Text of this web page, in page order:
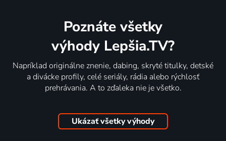
Poznáte všetky
výhody Lepšia.TV?
Napríklad originálne znenie, dabing, skryté titulky, detské
a divácke profily, celé seriály, rádia alebo rýchlosť
prehrávania. A to zďaleka nie je všetko.
Ukázať všetky výhody